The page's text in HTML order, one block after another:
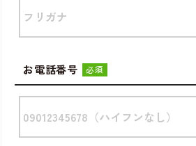
お電話番号 必須